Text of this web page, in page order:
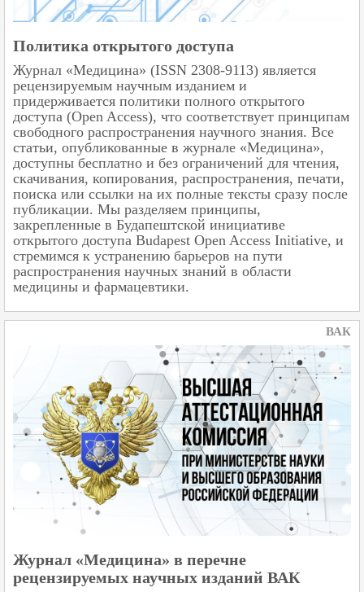
Политика открытого доступа
Журнал «Медицина» (ISSN 2308-9113) является
рецензируемым научным изданием и
придерживается политики полного открытого
доступа (Open Access), что соответствует принципам
свободного распространения научного знания. Все
статьи, опубликованные в журнале «Медицина»,
доступны бесплатно и без ограничений для чтения,
скачивания, копирования, распространения, печати,
поиска или ссылки на их полные тексты сразу после
публикации. Мы разделяем принципы,
закрепленные в Будапештской инициативе
открытого доступа Budapest Open Access Initiative, и
стремимся к устранению барьеров на пути
распространения научных знаний в области
медицины и фармацевтики.
ВАК
Журнал «Медицина» в перечне
рецензируемых научных изданий ВАК